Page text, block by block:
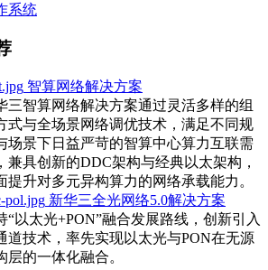
系统
智算网络解决方案
三智算网络解决方案通过灵活多样的组
式与全场景网络调优技术，满足不同规
场景下日益严苛的智算中心算力互联需
兼具创新的DDC架构与经典以太架构，
提升对多元异构算力的网络承载能力。
新华三全光网络5.0解决方案
“以太光+PON”融合发展路线，创新引入
道技术，率先实现以太光与PON在无源
层的一体化融合。